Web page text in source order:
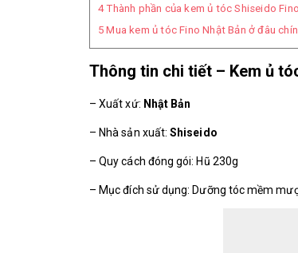
4Thành phần của kem ủ tóc Shiseido
5 Mua kem ủ tóc Fino Nhật Bản ở đâu
Thông tin chi tiết – Kem ủ
– Xuất xứ: Nhật Bản
– Nhà sản xuất:Shiseido
– Quy cách đóng gói: Hũ 230g
– Mục đích sử dụng: Dưỡng tóc mềm